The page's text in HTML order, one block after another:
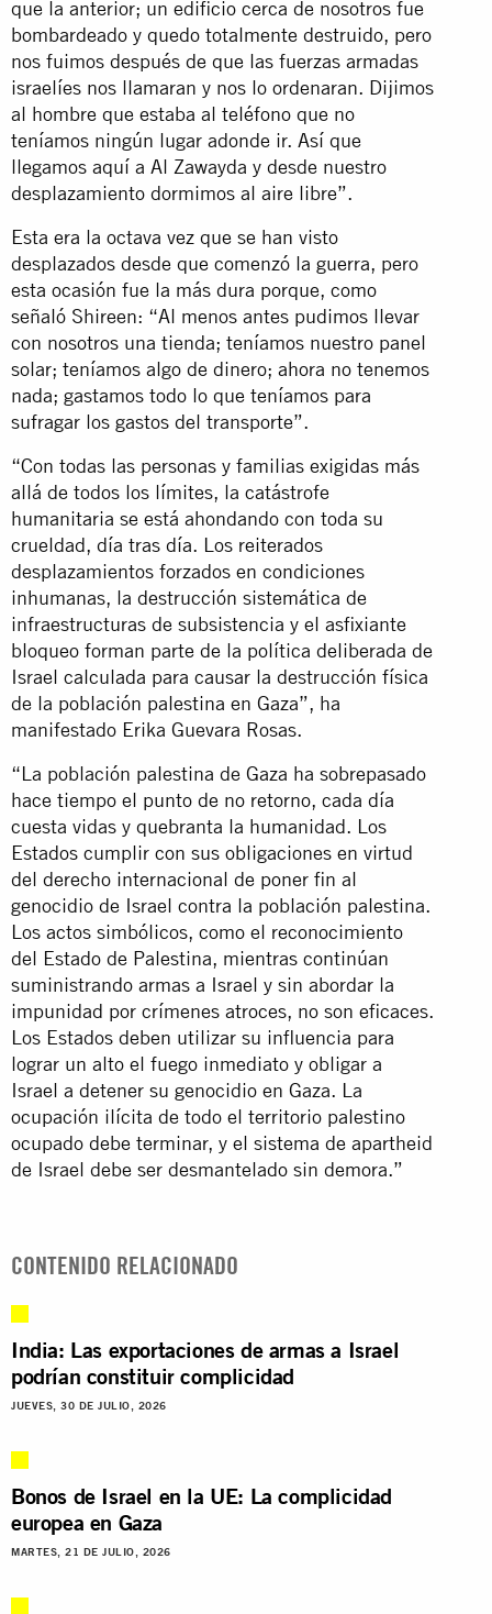
que la anterior; un edificio cerca de nosotros fue
bombardeado y quedo totalmente destruido, pero
nos fuimos después de que las fuerzas armadas
israelíes nos llamaran y nos lo ordenaran. Dijimos
al hombre que estaba al teléfono que no
teníamos ningún lugar adonde ir. Así que
llegamos aquí a Al Zawayda y desde nuestro
desplazamiento dormimos al aire libre”.
Esta era la octava vez que se han visto
desplazados desde que comenzó la guerra, pero
esta ocasión fue la más dura porque, como
señaló Shireen: “Al menos antes pudimos llevar
con nosotros una tienda; teníamos nuestro panel
solar; teníamos algo de dinero; ahora no tenemos
nada; gastamos todo lo que teníamos para
sufragar los gastos del transporte”.
“Con todas las personas y familias exigidas más
allá de todos los límites, la catástrofe
humanitaria se está ahondando con toda su
crueldad, día tras día. Los reiterados
desplazamientos forzados en condiciones
inhumanas, la destrucción sistemática de
infraestructuras de subsistencia y el asfixiante
bloqueo forman parte de la política deliberada de
Israel calculada para causar la destrucción física
de la población palestina en Gaza”, ha
manifestado Erika Guevara Rosas.
“La población palestina de Gaza ha sobrepasado
hace tiempo el punto de no retorno, cada día
cuesta vidas y quebranta la humanidad. Los
Estados cumplir con sus obligaciones en virtud
del derecho internacional de poner fin al
genocidio de Israel contra la población palestina.
Los actos simbólicos, como el reconocimiento
del Estado de Palestina, mientras continúan
suministrando armas a Israel y sin abordar la
impunidad por crímenes atroces, no son eficaces.
Los Estados deben utilizar su influencia para
lograr un alto el fuego inmediato y obligar a
Israel a detener su genocidio en Gaza. La
ocupación ilícita de todo el territorio palestino
ocupado debe terminar, y el sistema de apartheid
de Israel debe ser desmantelado sin demora.”
CONTENIDO RELACIONADO
India: Las exportaciones de armas a Israel
podrían constituir complicidad
JUEVES, 30 DE JULIO, 2026
Bonos de Israel en la UE: La complicidad
europea en Gaza
MARTES, 21 DE JULIO, 2026